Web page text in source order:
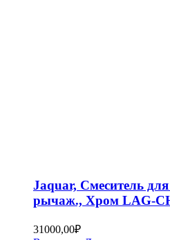
Jaquar, Смеситель
рычаж., Хром LAG-
31000,00₽